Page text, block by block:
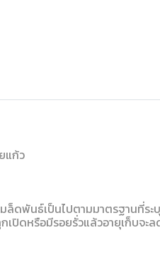
แก้ว
ล็ดพันธ์เป็นไปตามมาตรฐานที่ร
เปิดหรือมีรอยรั่วแล้วอายุเก็บจ